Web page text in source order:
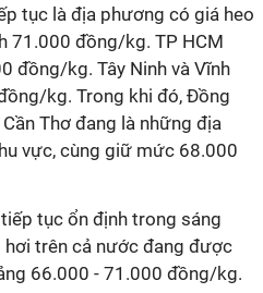
tục là địa phương có giá heo
71.000 đồng/kg. TP HCM
đồng/kg. Tây Ninh và Vĩnh
kg. Trong khi đó, Đồng
Thơ đang là những địa
vực, cùng giữ mức 68.000
tục ổn định trong sáng
hơi trên cả nước đang được
66.000 - 71.000 đồng/kg.